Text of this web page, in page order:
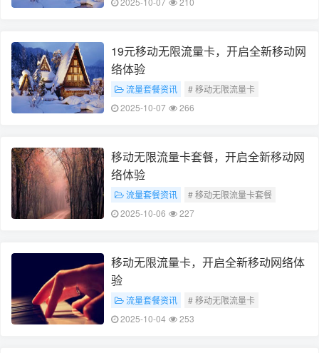
19元移动无限流量卡，开启全新移动网
络体验
流量套餐资讯
# 移动无限流量卡
# 全新移动网络体验
2025-10-07 266
移动无限流量卡套餐，开启全新移动网
络体验
流量套餐资讯
# 移动无限流量卡套餐
# 全新移动网络体验
2025-10-06 227
移动无限流量卡，开启全新移动网络体
验
流量套餐资讯
# 移动无限流量卡
# 全新移动网络体验
2025-10-04 253